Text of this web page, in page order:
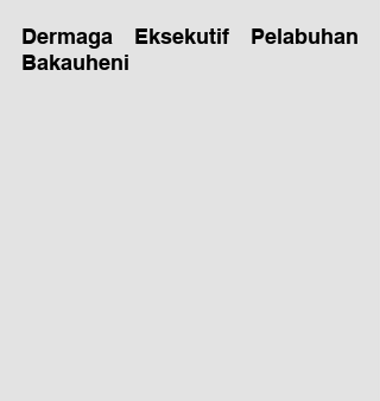
Dermaga Eksekutif Pelabuhan
Bakauheni